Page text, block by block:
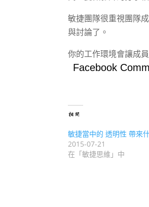
敏捷團隊很重視團隊
與討論了。
你的工作環境會讓成
Facebook
相關
敏捷當中的 透明性 帶來
2015-07-21
在「敏捷思維」中